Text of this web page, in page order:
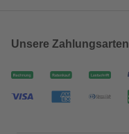
Unsere Zahlungsarten